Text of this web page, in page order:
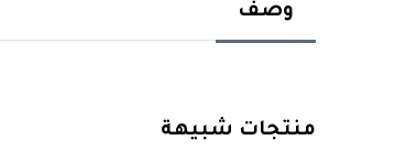
وصف
منتجات شبيهة